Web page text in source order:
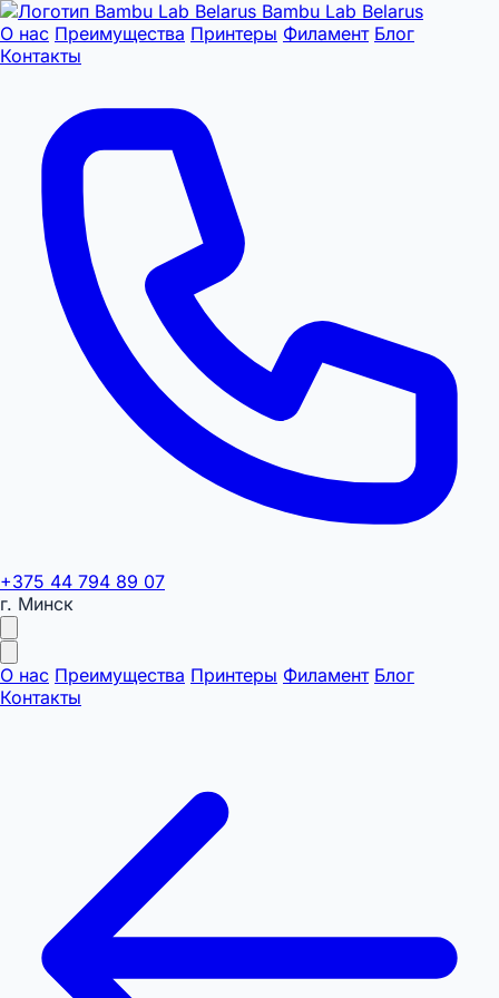
Bambu Lab Belarus
О нас Преимущества Принтеры Филамент Блог
Контакты
+375 44 794 89 07
г. Минск
О нас Преимущества Принтеры Филамент Блог
Контакты